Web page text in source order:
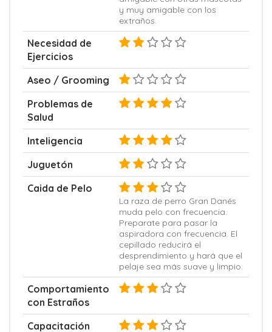
y muy amigable con los
extraños.
Necesidad de
Ejercicios
Aseo / Grooming
Problemas de
Salud
Inteligencia
Juguetón
Caida de Pelo
La raza de perro Gran Danés
muda pelo con frecuencia.
Preparate para pasar la
aspiradora con frecuencia. El
cepillado reducirá el
desprendimiento y hará que el
pelaje sea más suave y limpio.
Comportamiento
con Estraños
Capacitación